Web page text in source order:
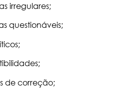
irregulares;
questionáveis;
de correção;